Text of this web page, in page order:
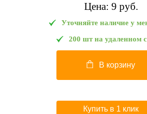
Цена: 9 pуб.
Уточняйте наличие у
200 шт на удаленном
В корзину
Купить в 1 клик